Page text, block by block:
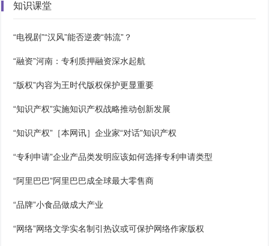
知识课堂
“电视剧”“汉风”能否逆袭“韩流”？
“融资”河南：专利质押融资深水起航
“版权”内容为王时代版权保护更显重要
“知识产权”实施知识产权战略推动创新发展
“知识产权”［本网讯］企业家“对话”知识产权
“专利申请”企业产品类发明应该如何选择专利申请类型
“阿里巴巴”阿里巴巴成全球最大零售商
“品牌”小食品做成大产业
“网络”网络文学实名制引热议或可保护网络作家版权